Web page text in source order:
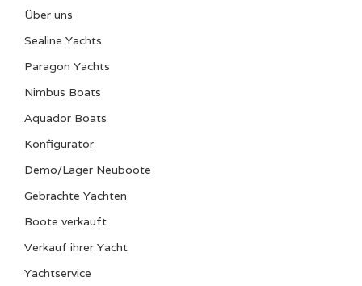
Über uns
Sealine Yachts
Paragon Yachts
Nimbus Boats
Aquador Boats
Konfigurator
Demo/Lager Neuboote
Gebrachte Yachten
Boote verkauft
Verkauf ihrer Yacht
Yachtservice